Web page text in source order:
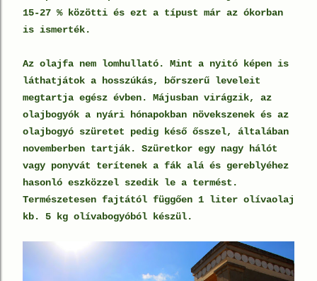
15-27 % közötti és ezt a típust már az ókorban
is ismerték.
Az olajfa nem lomhullató. Mint a nyitó képen is
láthatjátok a hosszúkás, bőrszerű leveleit
megtartja egész évben. Májusban virágzik, az
olajbogyók a nyári hónapokban növekszenek és az
olajbogyó szüretet pedig késő ősszel, általában
novemberben tartják. Szüretkor egy nagy hálót
vagy ponyvát terítenek a fák alá és gereblyéhez
hasonló eszközzel szedik le a termést.
Természetesen fajtától függően 1 liter olívaolaj
kb. 5 kg olívabogyóból készül.